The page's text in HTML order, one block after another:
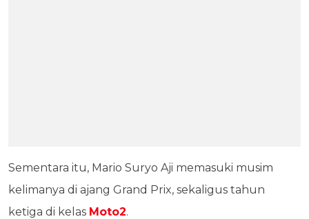
Sementara itu, Mario Suryo Aji memasuki musim
kelimanya di ajang Grand Prix, sekaligus tahun
ketiga di kelas Moto2.